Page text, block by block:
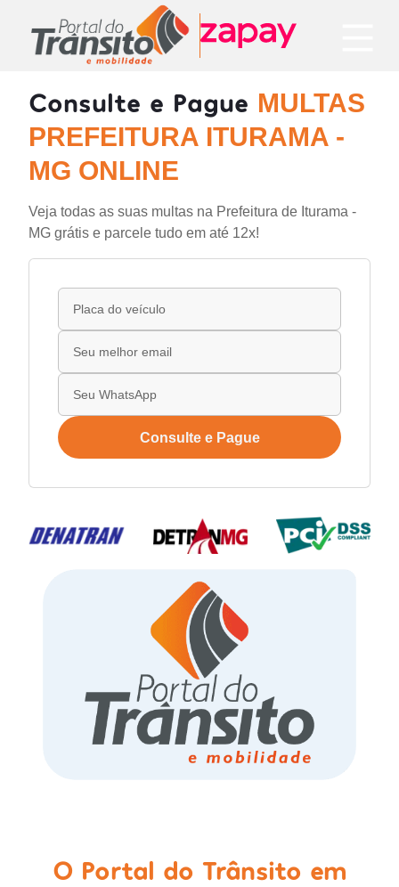
Consulte e Pague MULTAS
PREFEITURA ITURAMA -
MG ONLINE
Veja todas as suas multas na Prefeitura de Iturama -
MG grátis e parcele tudo em até 12x!
Consulte e Pague
O Portal do Trânsito em